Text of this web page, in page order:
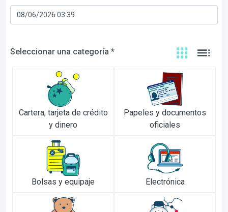
Seleccionar una categoría *
Cartera, tarjeta de crédito
y dinero
Papeles y documentos
oficiales
Bolsas y equipaje Electrónica